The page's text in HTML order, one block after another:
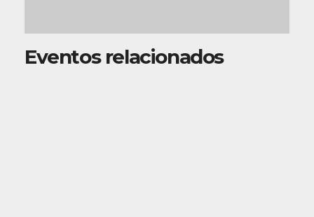
Eventos relacionados